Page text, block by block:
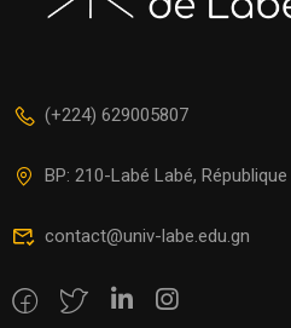
(+224) 629005807
BP: 210-Labé Labé,
contact@univ-labe.edu.gn